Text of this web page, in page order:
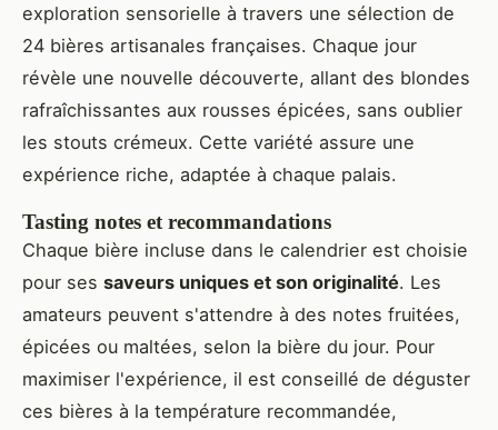
exploration sensorielle à travers une sélection de
24 bières artisanales françaises. Chaque jour
révèle une nouvelle découverte, allant des blondes
rafraîchissantes aux rousses épicées, sans oublier
les stouts crémeux. Cette variété assure une
expérience riche, adaptée à chaque palais.
Tasting notes et recommandations
Chaque bière incluse dans le calendrier est choisie
pour ses saveurs uniques et son originalité. Les
amateurs peuvent s'attendre à des notes fruitées,
épicées ou maltées, selon la bière du jour. Pour
maximiser l'expérience, il est conseillé de déguster
ces bières à la température recommandée,